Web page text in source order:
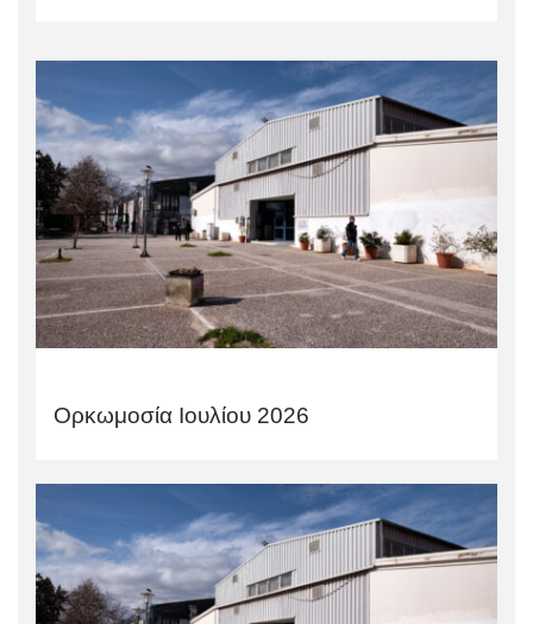
Ορκωμοσία Ιουλίου 2026